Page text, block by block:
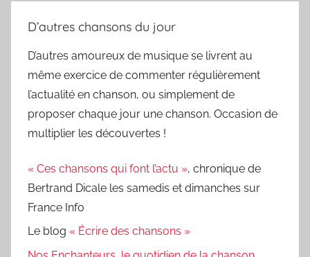
D’autres chansons du jour
D’autres amoureux de musique se livrent au
même exercice de commenter régulièrement
l’actualité en chanson, ou simplement de
proposer chaque jour une chanson. Occasion de
multiplier les découvertes !
« Ces chansons qui font l’actu », chronique de
Bertrand Dicale les samedis et dimanches sur
France Info
Le blog « Écrire des chansons »